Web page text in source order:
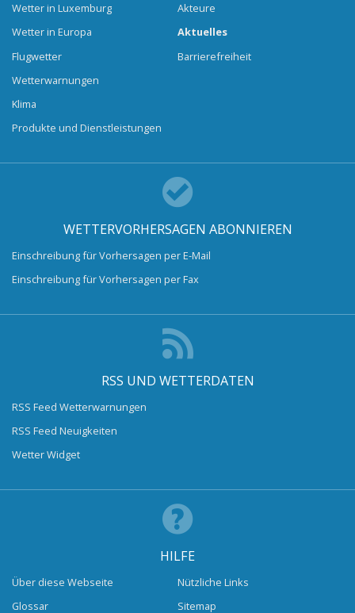
Wetter in Luxemburg
Wetter in Europa
Flugwetter
Wetterwarnungen
Klima
Produkte und Dienstleistungen
Akteure
Aktuelles
Barrierefreiheit
WETTERVORHERSAGEN ABONNIEREN
Einschreibung für Vorhersagen per E-Mail
Einschreibung für Vorhersagen per Fax
RSS UND WETTERDATEN
RSS Feed Wetterwarnungen
RSS Feed Neuigkeiten
Wetter Widget
HILFE
Über diese Webseite
Glossar
Nützliche Links
Sitemap